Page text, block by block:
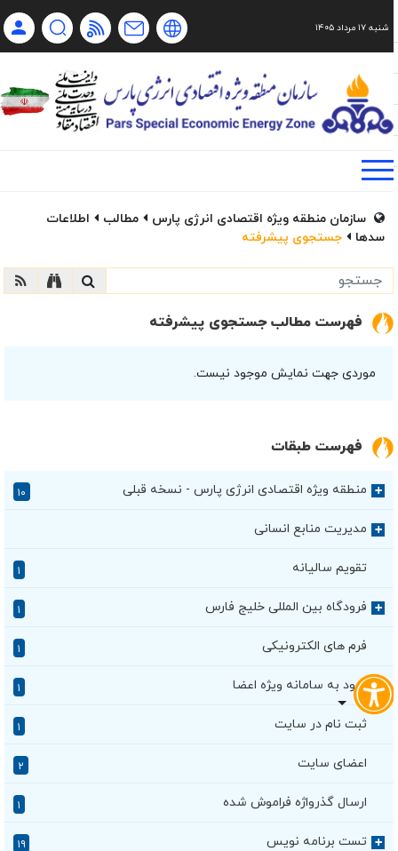
فا Ru Ch
شنبه ۱۷ مرداد ۱۴۰۵
سازمان منطقه ویژه اقتصادی انرژی پارس مطالب
اطلاعات
سدها
جستجوی پیشرفته
فهرست مطالب جستجوی پیشرفته
موردی جهت نمایش موجود نیست.
فهرست طبقات
+ منطقه ویژه اقتصادی انرژی پارس - نسخه قبلی ۱۰
+ مدیریت منابع انسانی
تقویم سالیانه
+ فرودگاه بین المللی خلیج فارس
فرم های الکترونیکی
ورود به سامانه ویژه اعضا
ثبت نام در سایت
اعضای سایت ۲
ارسال گذرواژه فراموش شده
+ تست برنامه نویس ۱۹